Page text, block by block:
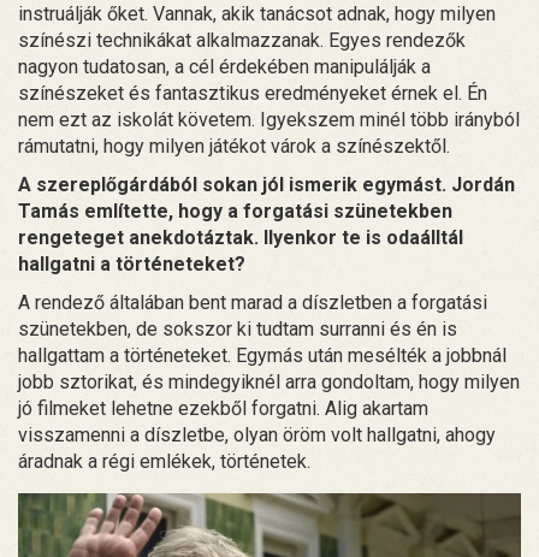
instruálják őket. Vannak, akik tanácsot adnak, hogy milyen
színészi technikákat alkalmazzanak. Egyes rendezők
nagyon tudatosan, a cél érdekében manipulálják a
színészeket és fantasztikus eredményeket érnek el. Én
nem ezt az iskolát követem. Igyekszem minél több irányból
rámutatni, hogy milyen játékot várok a színészektől.
A szereplőgárdából sokan jól ismerik egymást. Jordán
Tamás említette, hogy a forgatási szünetekben
rengeteget anekdotáztak. Ilyenkor te is odaálltál
hallgatni a történeteket?
A rendező általában bent marad a díszletben a forgatási
szünetekben, de sokszor ki tudtam surranni és én is
hallgattam a történeteket. Egymás után mesélték a jobbnál
jobb sztorikat, és mindegyiknél arra gondoltam, hogy milyen
jó filmeket lehetne ezekből forgatni. Alig akartam
visszamenni a díszletbe, olyan öröm volt hallgatni, ahogy
áradnak a régi emlékek, történetek.